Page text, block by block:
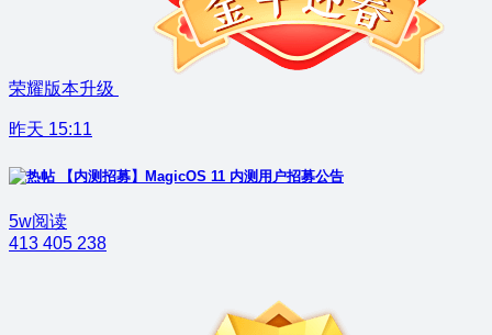
荣耀版本升级
昨天 15:11
【内测招募】MagicOS 11 内测用户招募公告
5w阅读
413 405 238